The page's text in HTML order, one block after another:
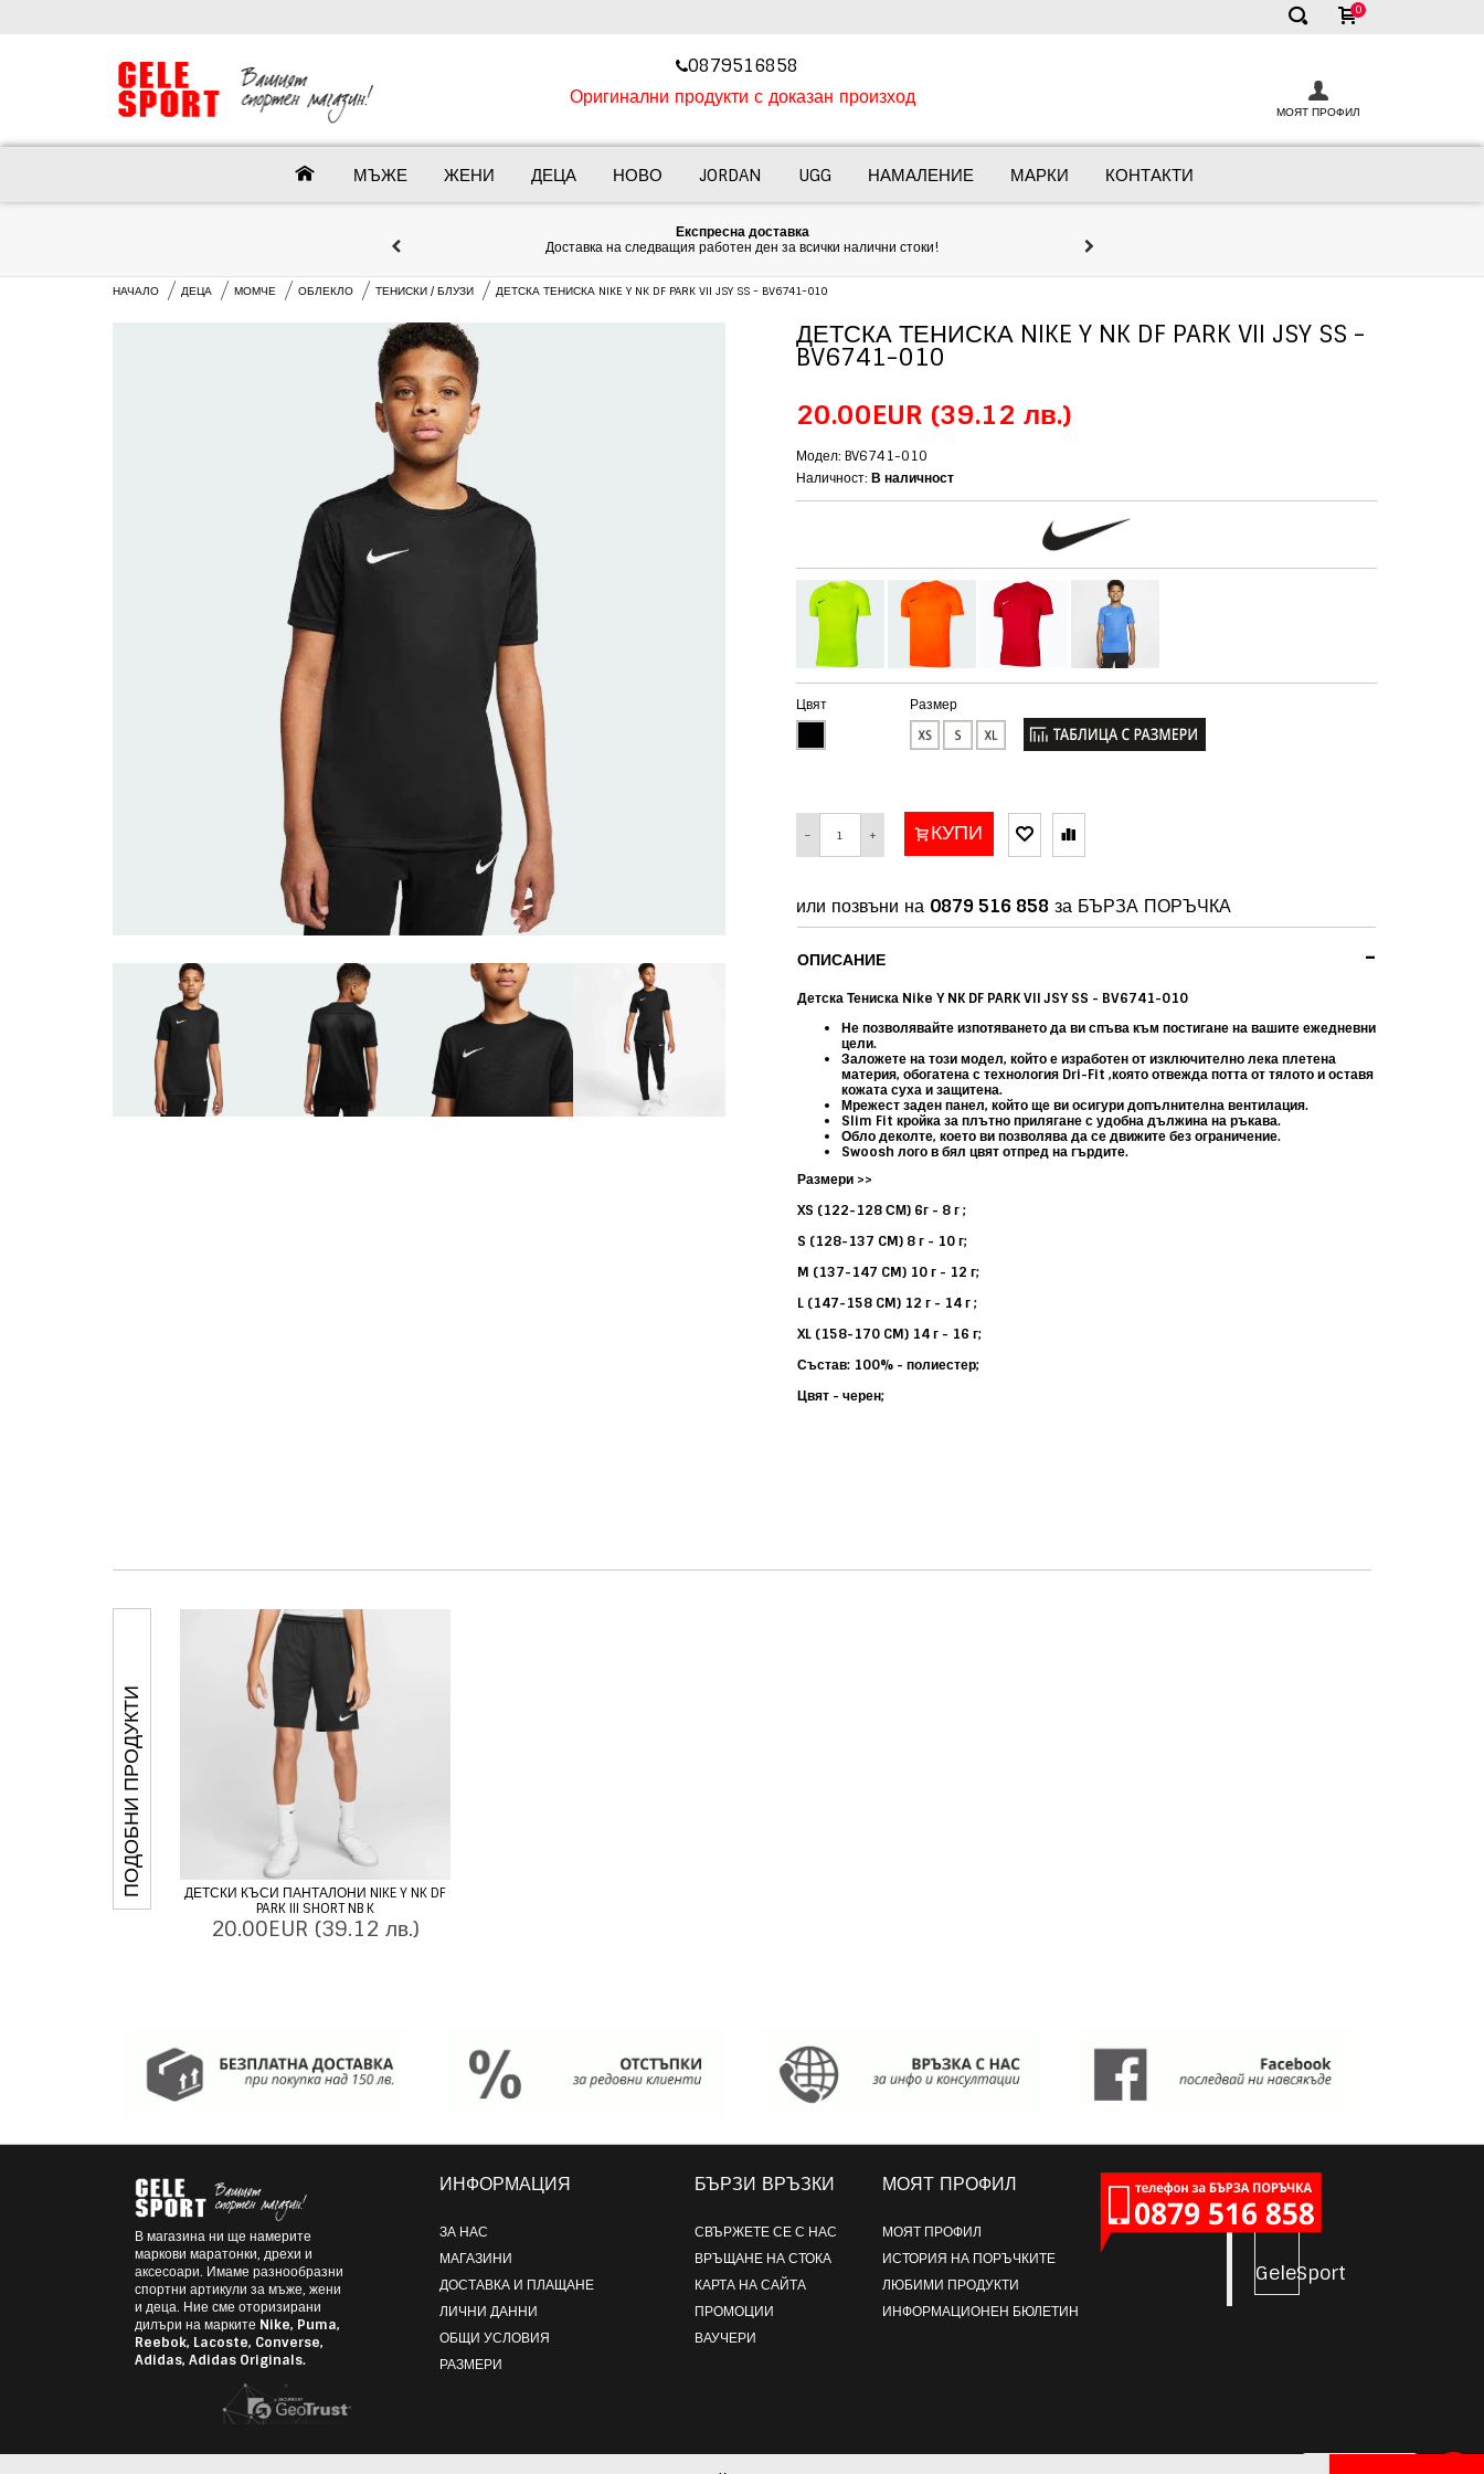
✕
0
‎0879516858
Оригинални продукти с доказан произход
МОЯТ ПРОФИЛ
МЪЖЕ ЖЕНИ ДЕЦА НОВО JORDAN UGG НАМАЛЕНИЕ МАРКИ КОНТАКТИ
Експресна доставка
Доставка на следващия работен ден за всички налични стоки!
НАЧАЛО ДЕЦА МОМЧЕ ОБЛЕКЛО ТЕНИСКИ / БЛУЗИ ДЕТСКА ТЕНИСКА NIKE Y NK DF PARK VII JSY SS - BV6741-010
ДЕТСКА ТЕНИСКА NIKE Y NK DF PARK VII JSY SS -
BV6741-010
20.00EUR (39.12 лв.)
Модел: BV6741-010
Наличност: В наличност
Цвят Размер
− + КУПИ
или позвъни на 0879 516 858за БЪРЗА ПОРЪЧКА
-
ОПИСАНИЕ
Детска Тениска Nike Y NK DF PARK VII JSY SS - BV6741-010
Не позволявайте изпотяването да ви спъва към постигане на вашите ежедневни
цели.
Заложете на този модел, който е изработен от изключително лека плетена
материя, обогатена с технология Dri-Fit ,която отвежда потта от тялото и оставя
кожата суха и защитена.
Мрежест заден панел, който ще ви осигури допълнителна вентилация.
Slim Fit кройка за плътно прилягане с удобна дължина на ръкава.
Обло деколте, което ви позволява да се движите без ограничение.
Swoosh лого в бял цвят отпред на гърдите.
Размери >>
XS (122-128 СМ) 6г - 8 г ;
S (128-137 CM) 8 г - 10 г;
M (137-147 CM) 10 г - 12 г;
L (147-158 CM) 12 г - 14 г ;
XL (158-170 CM) 14 г - 16 г;
Състав: 100% - полиестер;
Цвят - черен;
ПОДОБНИ ПРОДУКТИ
ДЕТСКИ КЪСИ ПАНТАЛОНИ NIKE Y NK DF
PARK III SHORT NB K
20.00EUR (39.12 лв.)
В магазина ни ще намерите
маркови маратонки, дрехи и
аксесоари. Имаме разнообразни
спортни артикули за мъже, жени
и деца. Ние сме оторизирани
дилъри на марките Nike, Puma,
Reebok, Lacoste, Converse,
Adidas, Adidas Originals.
ИНФОРМАЦИЯ
ЗА НАС
МАГАЗИНИ
ДОСТАВКА И ПЛАЩАНЕ
ЛИЧНИ ДАННИ
ОБЩИ УСЛОВИЯ
РАЗМЕРИ
БЪРЗИ ВРЪЗКИ
СВЪРЖЕТЕ СЕ С НАС
ВРЪЩАНЕ НА СТОКА
КАРТА НА САЙТА
ПРОМОЦИИ
ВАУЧЕРИ
МОЯТ ПРОФИЛ
МОЯТ ПРОФИЛ
ИСТОРИЯ НА ПОРЪЧКИТЕ
ЛЮБИМИ ПРОДУКТИ
ИНФОРМАЦИОНЕН БЮЛЕТИН
GeleSport